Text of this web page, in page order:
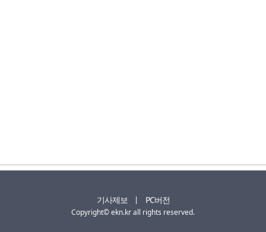
기사제보 PC버전
Copyright© ekn.kr all rights reserved.